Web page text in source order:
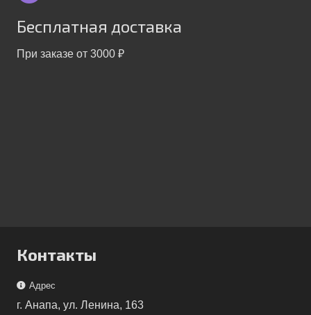
Бесплатная доставка
При заказе от 3000 ₽
Контакты
Адрес
г. Анапа, ул. Ленина, 163